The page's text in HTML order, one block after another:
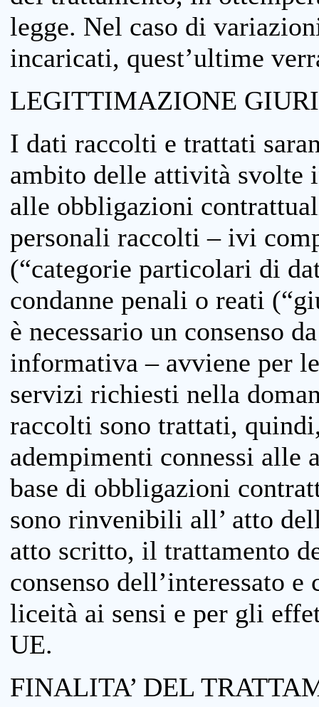
legge. Nel caso di
incaricati, quest’ultime
LEGITTIMAZIONE
I dati raccolti e trattati
ambito delle attività svolte
alle obbligazioni
personali raccolti – ivi
(“categorie particolari di
condanne penali o reati
è necessario un consenso
informativa – avviene per
servizi richiesti nella
raccolti sono trattati,
adempimenti connessi
base di obbligazioni
sono rinvenibili all’ atto
atto scritto, il trattamento
consenso dell’interessato
liceità ai sensi e per gli
UE.
FINALITA’ DEL